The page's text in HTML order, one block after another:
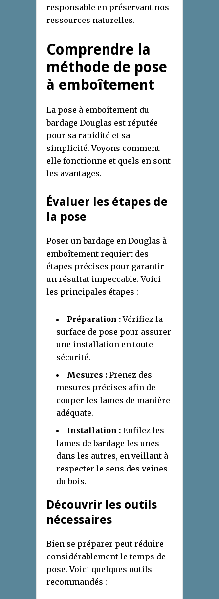
responsable en préservant nos
ressources naturelles.
Comprendre la
méthode de pose
à emboîtement
La pose à emboîtement du
bardage Douglas est réputée
pour sa rapidité et sa
simplicité. Voyons comment
elle fonctionne et quels en sont
les avantages.
Évaluer les étapes de
la pose
Poser un bardage en Douglas à
emboîtement requiert des
étapes précises pour garantir
un résultat impeccable. Voici
les principales étapes :
Préparation :Vérifiez la
surface de pose pour assurer
une installation en toute
sécurité.
Mesures : Prenez des
mesures précises afin de
couper les lames de manière
adéquate.
Installation : Enfilez les
lames de bardage les unes
dans les autres, en veillant à
respecter le sens des veines
du bois.
Découvrir les outils
nécessaires
Bien se préparer peut réduire
considérablement le temps de
pose. Voici quelques outils
recommandés :